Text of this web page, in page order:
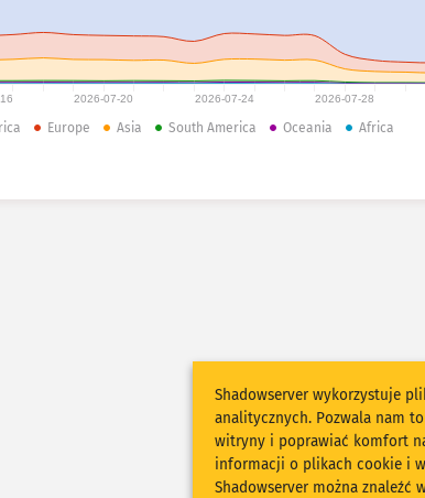
2026-07-20 2026-07-24 2026-07-28
Europe Asia South America Oceania Africa
Shadowserver wykorzystuje
analitycznych. Pozwala nam
witryny i poprawiać komfort
informacji o plikach cookie i
Shadowserver można znaleźć